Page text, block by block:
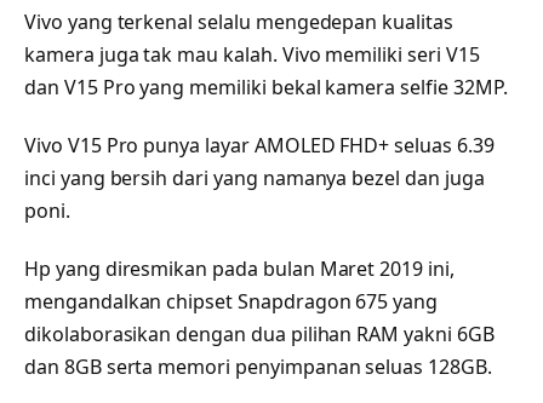
Vivo yang terkenal selalu mengedepan kualitas
kamera juga tak mau kalah. Vivo memiliki seri V15
dan V15 Pro yang memiliki bekal kamera selfie 32MP.
Vivo V15 Pro punya layar AMOLED FHD+ seluas 6.39
inci yang bersih dari yang namanya bezel dan juga
poni.
Hp yang diresmikan pada bulan Maret 2019 ini,
mengandalkan chipset Snapdragon 675 yang
dikolaborasikan dengan dua pilihan RAM yakni 6GB
dan 8GB serta memori penyimpanan seluas 128GB.